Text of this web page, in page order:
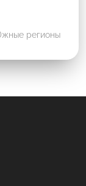
регионы